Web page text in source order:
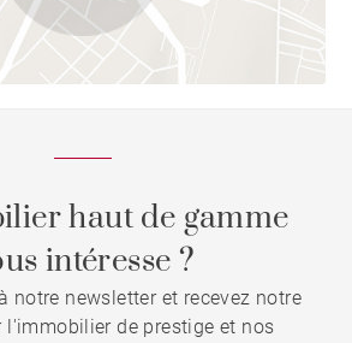
haut de gamme
intéresse ?
notre newsletter et recevez notre
l'immobilier de prestige et nos